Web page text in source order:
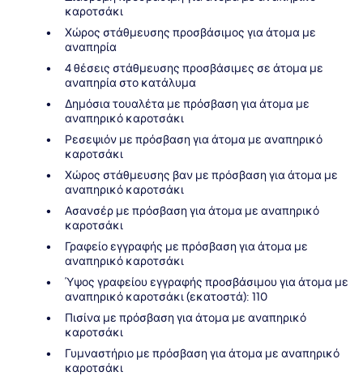
καροτσάκι
Χώρος στάθμευσης προσβάσιμος για άτομα με
αναπηρία
4 θέσεις στάθμευσης προσβάσιμες σε άτομα με
αναπηρία στο κατάλυμα
Δημόσια τουαλέτα με πρόσβαση για άτομα με
αναπηρικό καροτσάκι
Ρεσεψιόν με πρόσβαση για άτομα με αναπηρικό
καροτσάκι
Χώρος στάθμευσης βαν με πρόσβαση για άτομα με
αναπηρικό καροτσάκι
Ασανσέρ με πρόσβαση για άτομα με αναπηρικό
καροτσάκι
Γραφείο εγγραφής με πρόσβαση για άτομα με
αναπηρικό καροτσάκι
Ύψος γραφείου εγγραφής προσβάσιμου για άτομα με
αναπηρικό καροτσάκι (εκατοστά): 110
Πισίνα με πρόσβαση για άτομα με αναπηρικό
καροτσάκι
Γυμναστήριο με πρόσβαση για άτομα με αναπηρικό
καροτσάκι